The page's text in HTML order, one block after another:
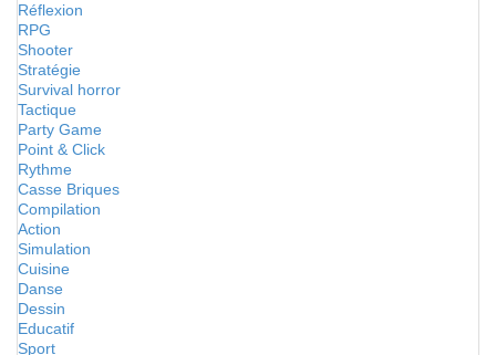
Réflexion
RPG
Shooter
Stratégie
Survival horror
Tactique
Party Game
Point & Click
Rythme
Casse Briques
Compilation
Action
Simulation
Cuisine
Danse
Dessin
Educatif
Sport